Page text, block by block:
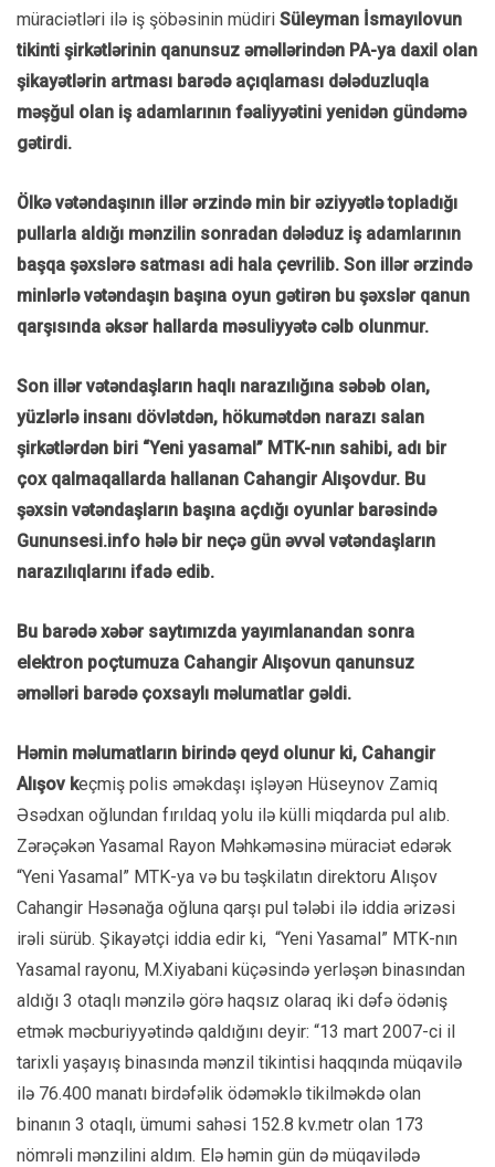
müraciətləri ilə iş şöbəsinin müdiri Süleyman İsmayılovun
tikinti şirkətlərinin qanunsuz əməllərindən PA-ya daxil olan
şikayətlərin artması barədə açıqlaması dələduzluqla
məşğul olan iş adamlarının fəaliyyətini yenidən gündəmə
gətirdi.
Ölkə vətəndaşının illər ərzində min bir əziyyətlə topladığı
pullarla aldığı mənzilin sonradan dələduz iş adamlarının
başqa şəxslərə satması adi hala çevrilib. Son illər ərzində
minlərlə vətəndaşın başına oyun gətirən bu şəxslər qanun
qarşısında əksər hallarda məsuliyyətə cəlb olunmur.
Son illər vətəndaşların haqlı narazılığına səbəb olan,
yüzlərlə insanı dövlətdən, hökumətdən narazı salan
şirkətlərdən biri “Yeni yasamal” MTK-nın sahibi, adı bir
çox qalmaqallarda hallanan Cahangir Alışovdur. Bu
şəxsin vətəndaşların başına açdığı oyunlar barəsində
Gununsesi.info hələ bir neçə gün əvvəl vətəndaşların
narazılıqlarını ifadə edib.
Bu barədə xəbər saytımızda yayımlanandan sonra
elektron poçtumuza Cahangir Alışovun qanunsuz
əməlləri barədə çoxsaylı məlumatlar gəldi.
Həmin məlumatların birində qeyd olunur ki, Cahangir
Alışov keçmiş polis əməkdaşı işləyən Hüseynov Zamiq
Əsədxan oğlundan fırıldaq yolu ilə külli miqdarda pul alıb.
Zərəçəkən Yasamal Rayon Məhkəməsinə müraciət edərək
“Yeni Yasamal” MTK-ya və bu təşkilatın direktoru Alışov
Cahangir Həsənağa oğluna qarşı pul tələbi ilə iddia ərizəsi
irəli sürüb. Şikayətçi iddia edir ki, “Yeni Yasamal” MTK-nın
Yasamal rayonu, M.Xiyabani küçəsində yerləşən binasından
aldığı 3 otaqlı mənzilə görə haqsız olaraq iki dəfə ödəniş
etmək məcburiyyətində qaldığını deyir: “13 mart 2007-ci il
tarixli yaşayış binasında mənzil tikintisi haqqında müqavilə
ilə 76.400 manatı birdəfəlik ödəməklə tikilməkdə olan
binanın 3 otaqlı, ümumi sahəsi 152.8 kv.metr olan 173
nömrəli mənzilini aldım. Elə həmin gün də müqavilədə